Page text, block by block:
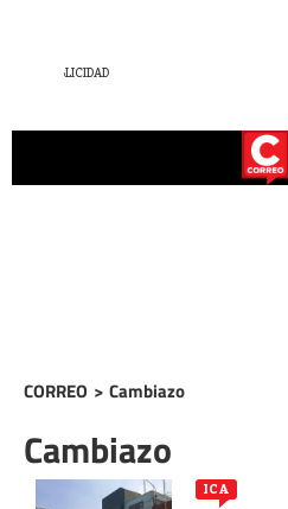
CORREO > Cambiazo
Cambiazo
ICA